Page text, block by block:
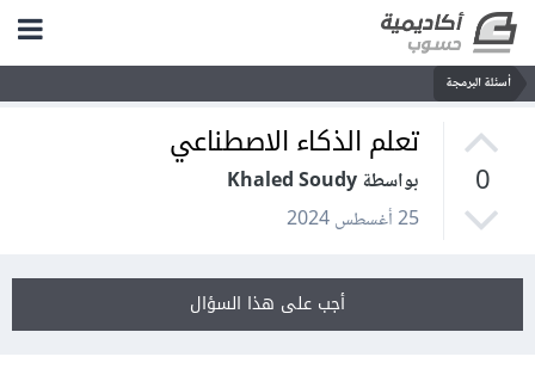
أسئلة البرمجة
0
تعلم الذكاء الاصطناعي
بواسطة Khaled Soudy
25 أغسطس 2024
أجب على هذا السؤال